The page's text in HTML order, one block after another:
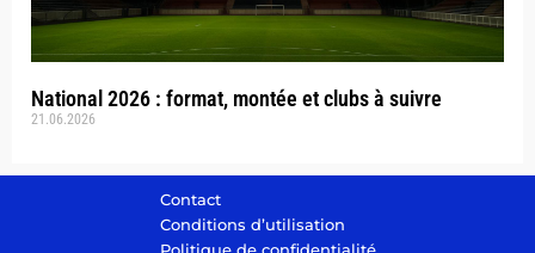
National 2026 : format, montée et clubs à suivre
21.06.2026
Contact
Conditions d’utilisation